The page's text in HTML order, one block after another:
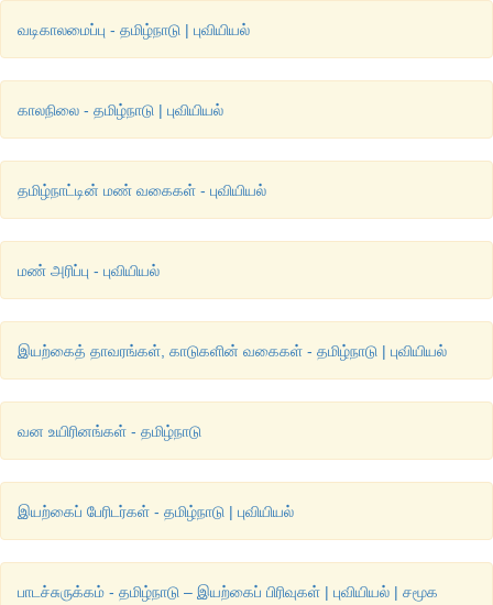
வடிகாலமைப்பு - தமிழ்நாடு | புவியியல்
காலநிலை - தமிழ்நாடு | புவியியல்
தமிழ்நாட்டின் மண் வகைகள் - புவியியல்
மண் அரிப்பு - புவியியல்
இயற்கைத் தாவரங்கள், காடுகளின் வகைகள் - தமிழ்நாடு | புவியியல்
வன உயிரினங்கள் - தமிழ்நாடு
இயற்கைப் பேரிடர்கள் - தமிழ்நாடு | புவியியல்
பாடச்சுருக்கம் - தமிழ்நாடு – இயற்கைப் பிரிவுகள் | புவியியல் | சமூக